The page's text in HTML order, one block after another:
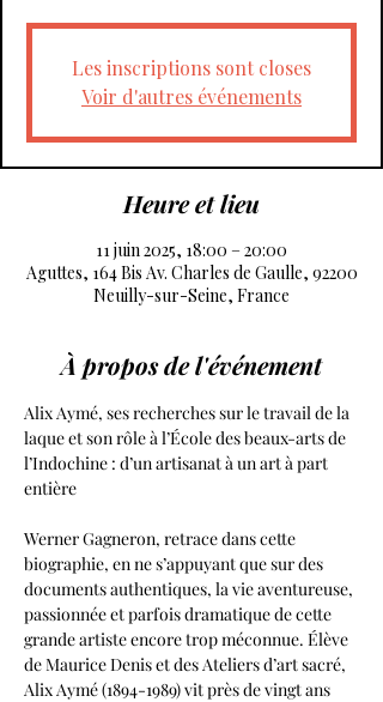
Les inscriptions sont closes
Voir d'autres événements
Heure et lieu
11 juin 2025, 18:00 – 20:00
Aguttes, 164 Bis Av. Charles de Gaulle, 92200
Neuilly-sur-Seine, France
À propos de l'événement
Alix Aymé, ses recherches sur le travail de la
laque et son rôle à l’École des beaux-arts de
l’Indochine : d’un artisanat à un art à part
entière
Werner Gagneron, retrace dans cette
biographie, en ne s’appuyant que sur des
documents authentiques, la vie aventureuse,
passionnée et parfois dramatique de cette
grande artiste encore trop méconnue. Élève
de Maurice Denis et des Ateliers d’art sacré,
Alix Aymé (1894-1989) vit près de vingt ans